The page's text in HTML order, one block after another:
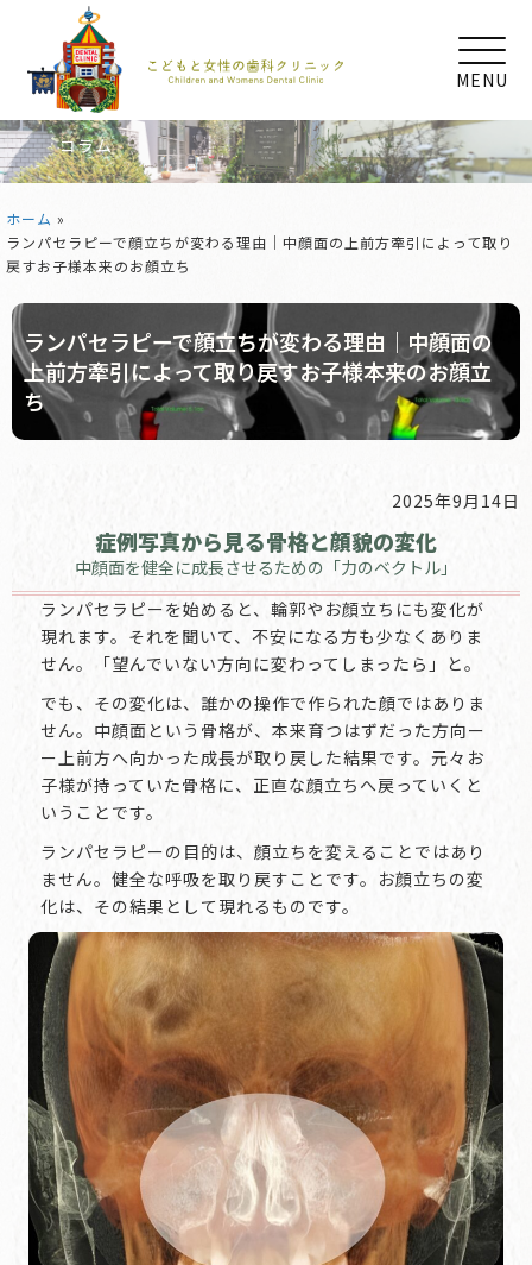
MENU
コラム
ホーム »
ランパセラピーで顔立ちが変わる理由｜中顔面の上前方牽引によって取り
戻すお子様本来のお顔立ち
ランパセラピーで顔立ちが変わる理由｜中顔面の
上前方牽引によって取り戻すお子様本来のお顔立
ち
2025年9月14日
症例写真から見る骨格と顔貌の変化
中顔面を健全に成長させるための「力のベクトル」
ランパセラピーを始めると、輪郭やお顔立ちにも変化が
現れます。それを聞いて、不安になる方も少なくありま
せん。「望んでいない方向に変わってしまったら」と。
でも、その変化は、誰かの操作で作られた顔ではありま
せん。中顔面という骨格が、本来育つはずだった方向ー
ー上前方へ向かった成長が取り戻した結果です。元々お
子様が持っていた骨格に、正直な顔立ちへ戻っていくと
いうことです。
ランパセラピーの目的は、顔立ちを変えることではあり
ません。健全な呼吸を取り戻すことです。お顔立ちの変
化は、その結果として現れるものです。